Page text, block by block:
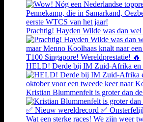
Prachtig! Hayden Wilde was dan wel
HELD! Derde bij IM Zuid-Afrika en
Kristian Blummenfelt is groter dan
Wat een sterke races! We zijn weer